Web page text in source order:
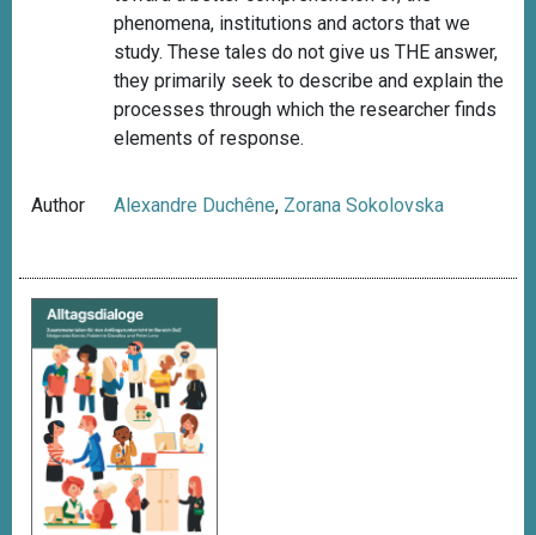
phenomena, institutions and actors that we
study. These tales do not give us THE answer,
they primarily seek to describe and explain the
processes through which the researcher finds
elements of response.
Author Alexandre Duchêne, Zorana Sokolovska